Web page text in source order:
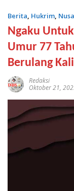
Berita, Hukrim,
Ngaku
Umur 77
Berulang Kali
Redaksi
Oktober 21,